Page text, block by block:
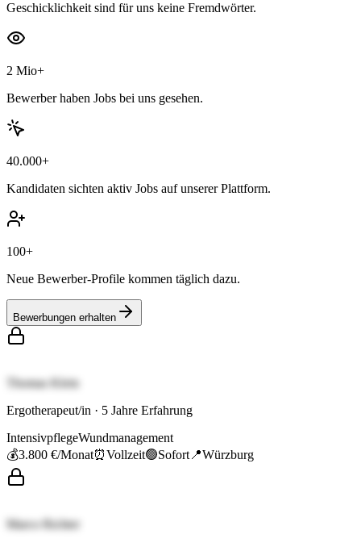
Geschicklichkeit sind für uns keine Fremdwörter.
2 Mio+
Bewerber haben Jobs bei uns gesehen.
40.000+
Kandidaten sichten aktiv Jobs auf unserer Plattform.
100+
Neue Bewerber-Profile kommen täglich dazu.
Bewerbungen erhalten
Thomas Klein
Ergotherapeut/in · 5 Jahre Erfahrung
IntensivpflegeWundmanagement
💰3.800 €/Monat⏰Vollzeit🟢Sofort 📍Würzburg
Marco Richter